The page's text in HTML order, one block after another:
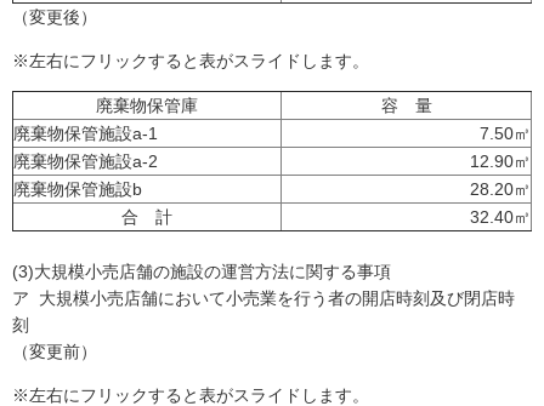
（変更後）
※左右にフリックすると表がスライドします。
廃棄物保管庫
容 量
廃棄物保管施設a-1
7.50㎥
廃棄物保管施設a-2
12.90㎥
廃棄物保管施設b
28.20㎥
合 計
32.40㎥
(3)大規模小売店舗の施設の運営方法に関する事項
ア 大規模小売店舗において小売業を行う者の開店時刻及び閉店時
刻
（変更前）
※左右にフリックすると表がスライドします。